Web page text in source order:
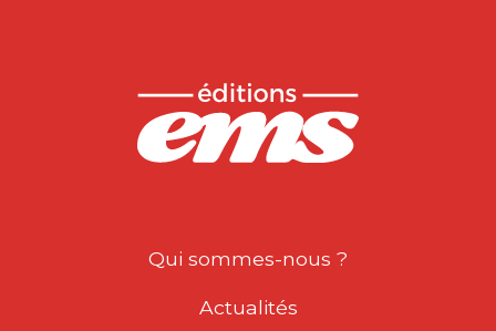
Qui sommes-nous ?
Actualités